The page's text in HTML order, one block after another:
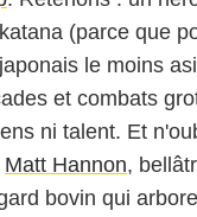
(parce que
le moins
et combats
ni talent. Et
Matt Hannon,
bovin qui